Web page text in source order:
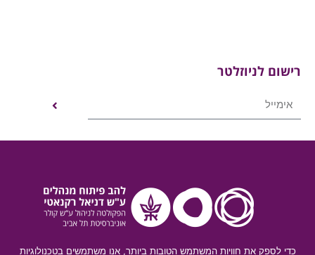
רישום לניוזלטר
כדי לספק את חוויות המשתמש הטובות ביותר, אנו משתמשים בטכנולוגיות